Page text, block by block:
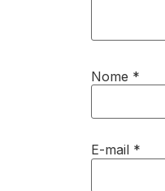
Nome *
E-mail *